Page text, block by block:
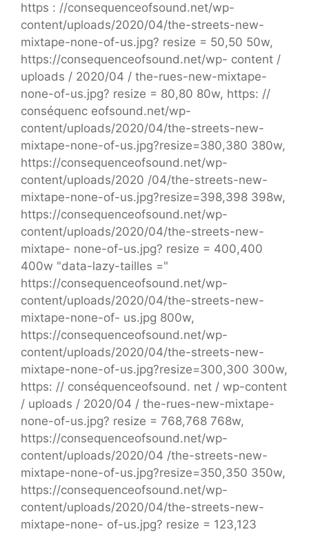
https : //consequenceofsound.net/wp-
content/uploads/2020/04/the-streets-new-
mixtape-none-of-us.jpg? resize = 50,50 50w,
https://consequenceofsound.net/wp- content /
uploads / 2020/04 / the-rues-new-mixtape-
none-of-us.jpg? resize = 80,80 80w, https: //
conséquenc eofsound.net/wp-
content/uploads/2020/04/the-streets-new-
mixtape-none-of-us.jpg?resize=380,380 380w,
https://consequenceofsound.net/wp-
content/uploads/2020 /04/the-streets-new-
mixtape-none-of-us.jpg?resize=398,398 398w,
https://consequenceofsound.net/wp-
content/uploads/2020/04/the-streets-new-
mixtape- none-of-us.jpg? resize = 400,400
400w "data-lazy-tailles ="
https://consequenceofsound.net/wp-
content/uploads/2020/04/the-streets-new-
mixtape-none-of- us.jpg 800w,
https://consequenceofsound.net/wp-
content/uploads/2020/04/the-streets-new-
mixtape-none-of-us.jpg?resize=300,300 300w,
https: // conséquenceofsound. net / wp-content
/ uploads / 2020/04 / the-rues-new-mixtape-
none-of-us.jpg? resize = 768,768 768w,
https://consequenceofsound.net/wp-
content/uploads/2020/04 /the-streets-new-
mixtape-none-of-us.jpg?resize=350,350 350w,
https://consequenceofsound.net/wp-
content/uploads/2020/04/the-streets-new-
mixtape-none- of-us.jpg? resize = 123,123